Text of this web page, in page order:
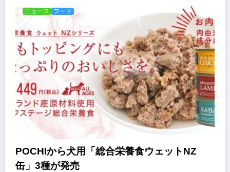
ニュース フード
POCHIから犬用「総合栄養食ウェットNZ
缶」3種が発売